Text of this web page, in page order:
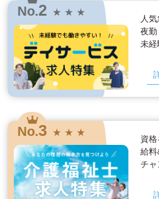
No.2 ★ ★ ★
人気
夜勤
未経
No.3 ★ ★ ★
資
給料
チャ